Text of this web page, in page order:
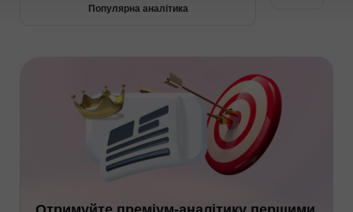
Популярна аналітика